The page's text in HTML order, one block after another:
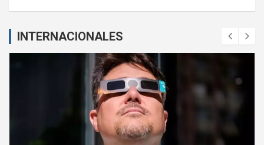
INTERNACIONALES